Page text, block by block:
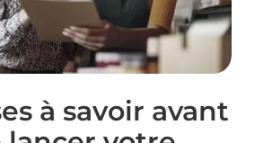
à savoir avant